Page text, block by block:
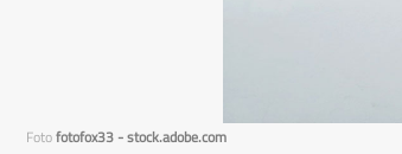
Fotofotofox33 - stock.adobe.com